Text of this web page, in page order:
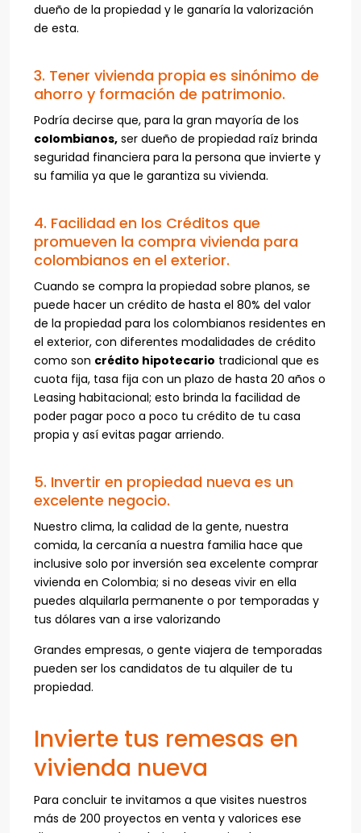
dueño de la propiedad y le ganaría la valorización
de esta.
3. Tener vivienda propia es sinónimo de
ahorro y formación de patrimonio.
Podría decirse que, para la gran mayoría de los
colombianos, ser dueño de propiedad raíz brinda
seguridad financiera para la persona que invierte y
su familia ya que le garantiza su vivienda.
4. Facilidad en los Créditos que
promueven la compra vivienda para
colombianos en el exterior.
Cuando se compra la propiedad sobre planos, se
puede hacer un crédito de hasta el 80% del valor
de la propiedad para los colombianos residentes en
el exterior, con diferentes modalidades de crédito
como son crédito hipotecario tradicional que es
cuota fija, tasa fija con un plazo de hasta 20 años o
Leasing habitacional; esto brinda la facilidad de
poder pagar poco a poco tu crédito de tu casa
propia y así evitas pagar arriendo.
5. Invertir en propiedad nueva es un
excelente negocio.
Nuestro clima, la calidad de la gente, nuestra
comida, la cercanía a nuestra familia hace que
inclusive solo por inversión sea excelente comprar
vivienda en Colombia; si no deseas vivir en ella
puedes alquilarla permanente o por temporadas y
tus dólares van a irse valorizando
Grandes empresas, o gente viajera de temporadas
pueden ser los candidatos de tu alquiler de tu
propiedad.
Invierte tus remesas en
vivienda nueva
Para concluir te invitamos a que visites nuestros
más de 200 proyectos en venta y valorices ese